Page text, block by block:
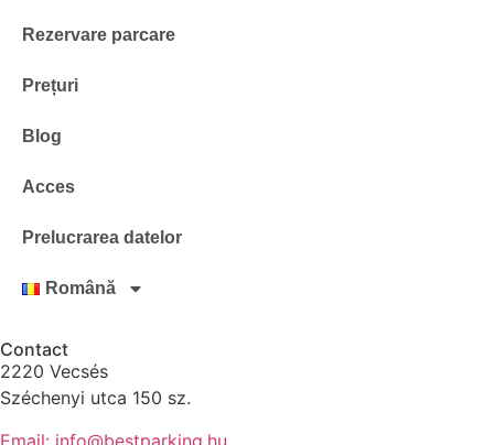
Rezervare parcare
Prețuri
Blog
Acces
Prelucrarea datelor
Română
Contact
2220 Vecsés
Széchenyi utca 150 sz.
Email: info@bestparking.hu